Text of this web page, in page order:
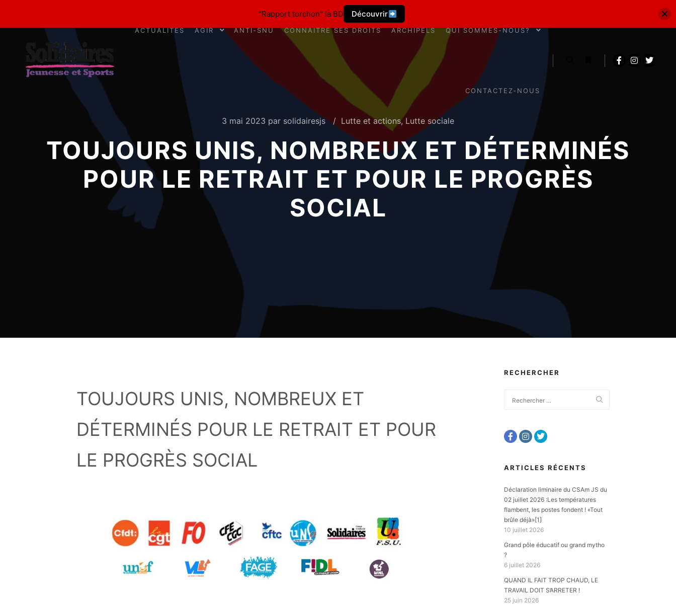
ACTUALITÉS AGIR ANTI-SNU CONNAÎTRE SES DROITS ARCHIPELS QUI SOMMES-NOUS?
CONTACTEZ-NOUS
3 mai 2023 par solidairesjs Lutte et actions, Lutte sociale
TOUJOURS UNIS, NOMBREUX ET DÉTERMINÉS
POUR LE RETRAIT ET POUR LE PROGRÈS
SOCIAL
TOUJOURS UNIS, NOMBREUX ET
DÉTERMINÉS POUR LE RETRAIT ET POUR
LE PROGRÈS SOCIAL
RECHERCHER
ARTICLES RÉCENTS
Déclaration liminaire du CSAm JS du
02 juillet 2026 :Les températures
flambent, les postes fondent ! «Tout
brûle déjà»[1]
10 juillet 2026
Grand pôle éducatif ou grand mytho
?
6 juillet 2026
QUAND IL FAIT TROP CHAUD, LE
TRAVAIL DOIT S’ARRETER !
25 juin 2026
"Rapport torchon" la BD Découvrir